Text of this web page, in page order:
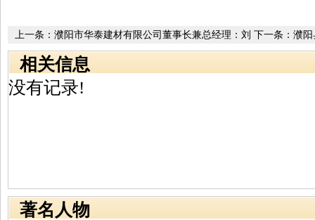
下一条： 濮阳
同训
上一条： 濮阳市华泰建材有限公司董事长兼总经理：刘
少伟
相关信息
没有记录!
著名人物